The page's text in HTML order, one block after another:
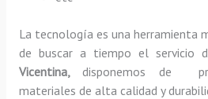
La tecnología es una herramienta
de buscar a tiempo el servicio
Vicentina, disponemos de
materiales de alta calidad y